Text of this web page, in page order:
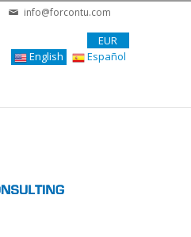
info@forcontu.com
EUR
English
Español